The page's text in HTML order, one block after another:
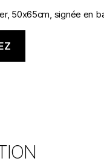
50x65cm, signée en